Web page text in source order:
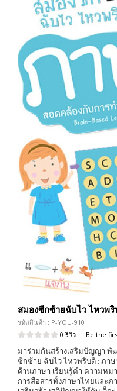
สมองซีกซ้ายฉับไว ไหวพ
รหัสสินค้า : P-YOU-910
0 รีวิว | Be the
มาร่วมกันสร้างเสริมปัญญา
ซีกซ้าย ฉับไว ไหวพริบดี : ภา
ด้านภาษา เรียนรู้คำ ความห
การสื่อสารทั้งภาษาไทยและ